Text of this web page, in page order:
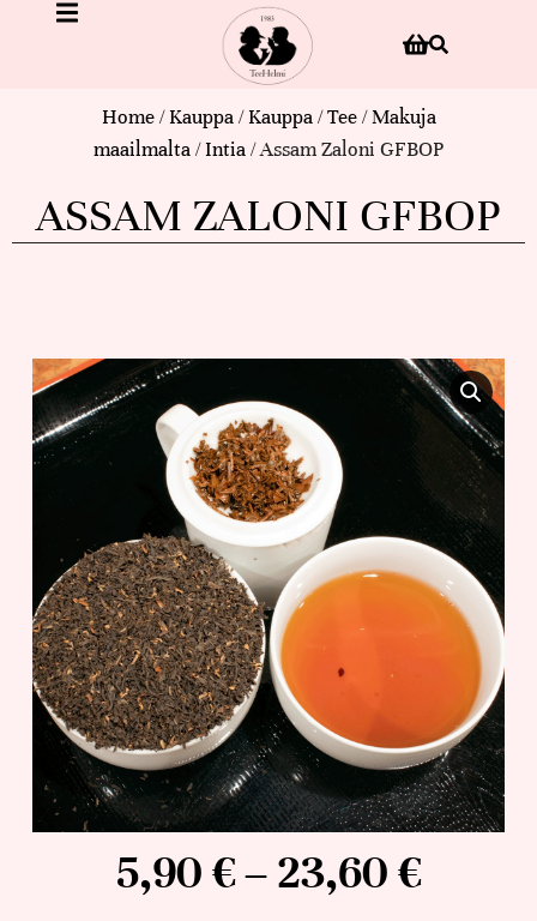
Home/Kauppa/Kauppa/Tee/Makuja
maailmalta/Intia/ Assam Zaloni GFBOP
ASSAM ZALONI GFBOP
5,90€–23,60€